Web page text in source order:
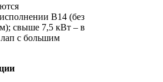
B14 (без
свыше 7,5 кВт – в
с большим